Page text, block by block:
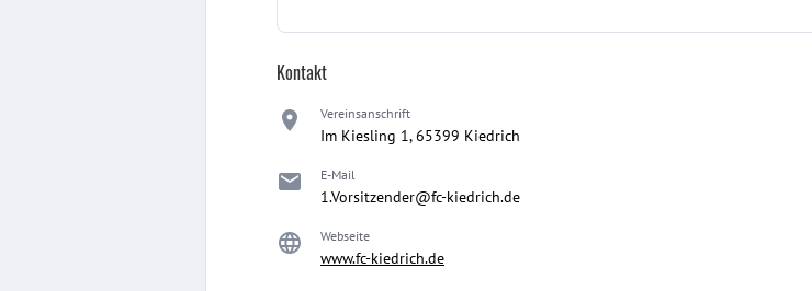
Kontakt
Vereinsanschrift
Im Kiesling 1, 65399 Kiedrich
E-Mail
1.Vorsitzender@fc-kiedrich.de
Webseite
www.fc-kiedrich.de